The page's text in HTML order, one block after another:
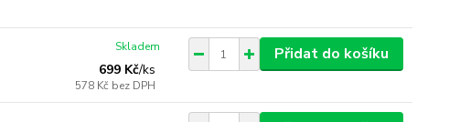
699 Kč/ks
578 Kč bez DPH
Skladem Přidat do košíku